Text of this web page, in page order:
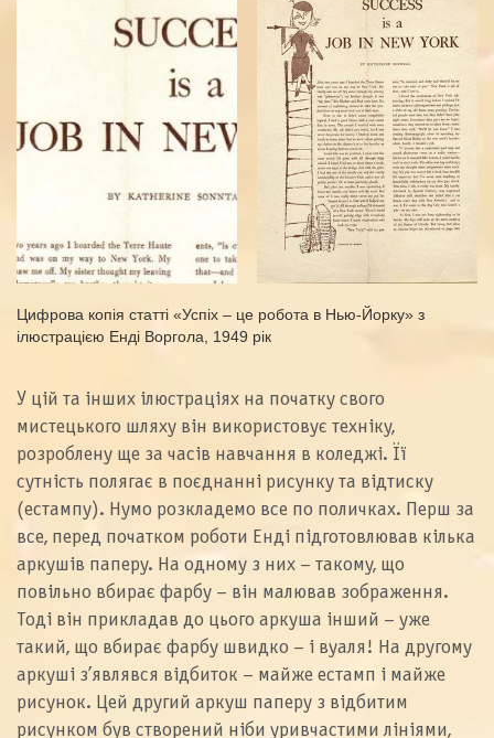
Цифрова копія статті «Успіх – це робота в Нью-Йорку» з
ілюстрацією Енді Воргола, 1949 рік
У цій та інших ілюстраціях на початку свого
мистецького шляху він використовує техніку,
розроблену ще за часів навчання в коледжі. Її
сутність полягає в поєднанні рисунку та відтиску
(естампу). Нумо розкладемо все по поличках. Перш за
все, перед початком роботи Енді підготовлював кілька
аркушів паперу. На одному з них – такому, що
повільно вбирає фарбу – він малював зображення.
Тоді він прикладав до цього аркуша інший – уже
такий, що вбирає фарбу швидко – і вуаля! На другому
аркуші з’являвся відбиток – майже естамп і майже
рисунок. Цей другий аркуш паперу з відбитим
рисунком був створений ніби уривчастими лініями,